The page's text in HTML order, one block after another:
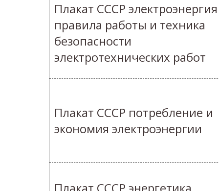
Плакат СССР электроэнергия
правила работы и техника
безопасности
электротехнических работ
Плакат СССР потребление и
экономия электроэнергии